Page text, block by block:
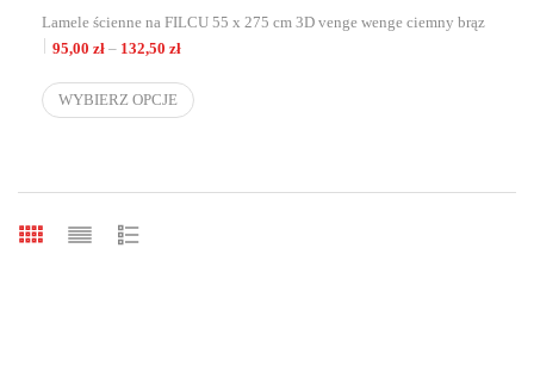
Lamele ścienne na FILCU 55 x 275 cm 3D venge wenge ciemny brąz
95,00 zł – 132,50 złZakres cen: od 95,00 zł do 132,50 zł
WYBIERZ OPCJE